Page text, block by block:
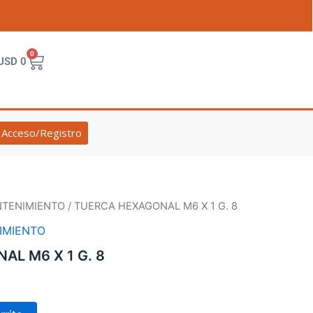
0
0
Cart
Acceso/Registro
/ TUERCA HEXAGONAL M6 X 1 G. 8
M6 X 1 G. 8